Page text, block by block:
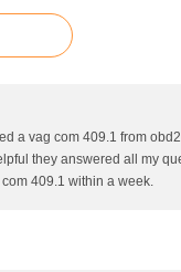
a vag com 409.1 from
they answered all my
409.1 within a week.